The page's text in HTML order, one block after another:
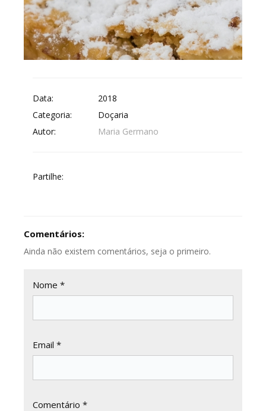
Data:
2018
Categoria:
Doçaria
Autor:
Maria Germano
Partilhe:
Comentários:
Ainda não existem comentários, seja o primeiro.
Nome *
Email *
Comentário *